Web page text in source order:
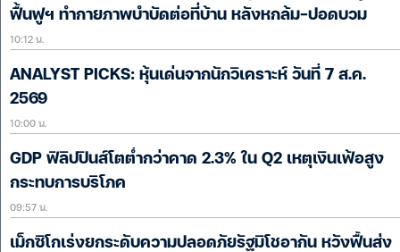
ฟื้นฟูฯ ทำกายภาพบำบัดต่อที่บ้าน หลังหกล้ม-ปอดบวม
10:12 น.
ANALYST PICKS: หุ้นเด่นจากนักวิเคราะห์ วันที่ 7 ส.ค.
2569
10:00 น.
GDP ฟิลิปปินส์โตต่ำกว่าคาด 2.3% ใน Q2 เหตุเงินเฟ้อสูง
กระทบการบริโภค
09:57 น.
เม็กซิโกเร่งยกระดับความปลอดภัยรัฐมิโชอากัน หวังฟื้นส่ง